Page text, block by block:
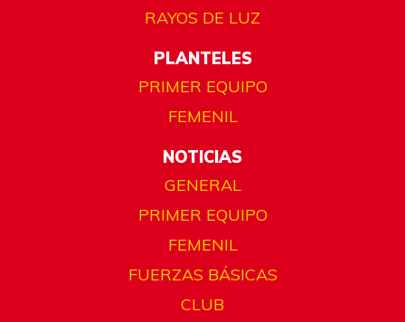
RAYOS DE LUZ
PLANTELES
PRIMER EQUIPO
FEMENIL
NOTICIAS
GENERAL
PRIMER EQUIPO
FEMENIL
FUERZAS BÁSICAS
CLUB